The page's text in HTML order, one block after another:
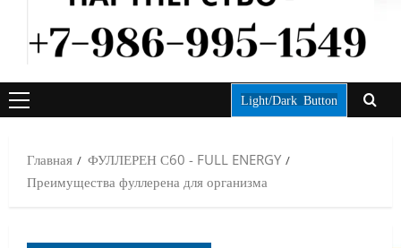
ОСНОВНОЕ
Light/Dark Button
Главная
ФУЛЛЕРЕН С60 - FULL ENERGY
Преимущества фуллерена для организма